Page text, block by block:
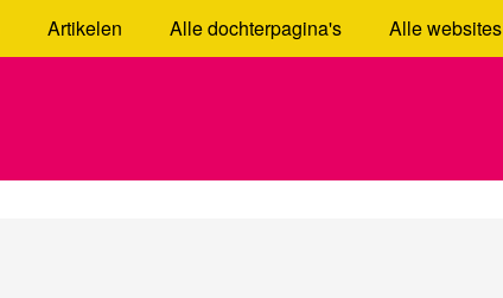
Artikelen Alle dochterpagina's Alle websites